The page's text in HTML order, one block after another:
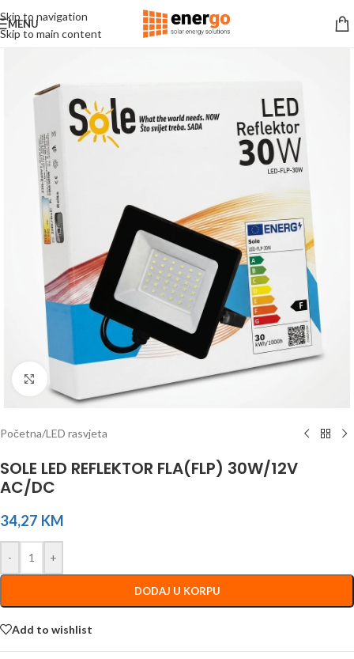
Skip to navigation
Skip to main content
MENU
Početna/LED rasvjeta
SOLE LED REFLEKTOR FLA(FLP) 30W/12V
AC/DC
34,27 KM
- +
DODAJ U KORPU
Add to wishlist